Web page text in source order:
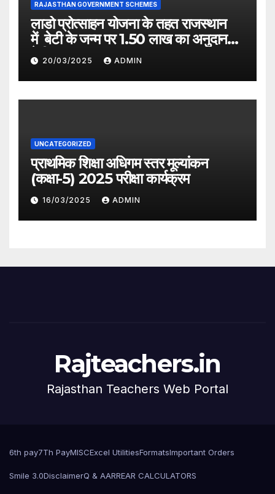
RAJASTHAN GOVERNMENT SCHEMES
लाडो प्रोत्साहन योजना के तहत राजस्थान
में बेटी के जन्म पर 1.50 लाख का अनुदान
देगी सरकार
20/03/2025 ADMIN
UNCATEGORIZED
प्राथमिक शिक्षा अधिगम स्तर मूल्यांकन
(कक्षा-5) 2025 परीक्षा कार्यक्रम
16/03/2025 ADMIN
Rajteachers.in
Rajasthan Teachers Web Portal
6th pay7Th PayMISCExcel UtilitiesFormatsImportant Orders
Smile 3.0DisclaimerQ & AARREAR CALCULATORS